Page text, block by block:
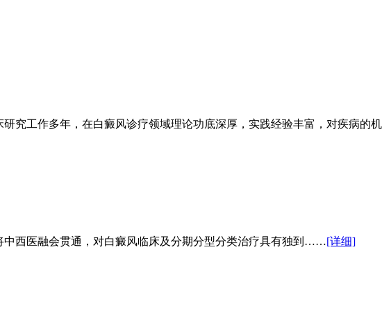
研究工作多年，在白癜风诊疗领域理论功底深厚，实践经验丰富，对疾病
中西医融会贯通，对白癜风临床及分期分型分类治疗具有独到……[详细]